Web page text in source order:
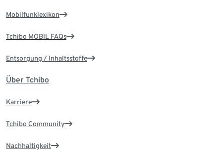
Mobilfunklexikon
Tchibo MOBIL FAQs
Entsorgung / Inhaltsstoffe
Über Tchibo
Karriere
Tchibo Community
Nachhaltigkeit